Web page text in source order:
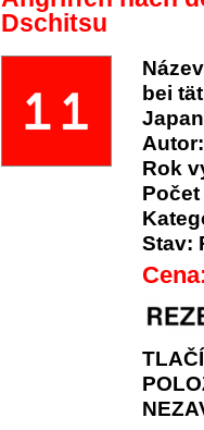
Dschitsu
bei
Autor:
Rok
Stav: